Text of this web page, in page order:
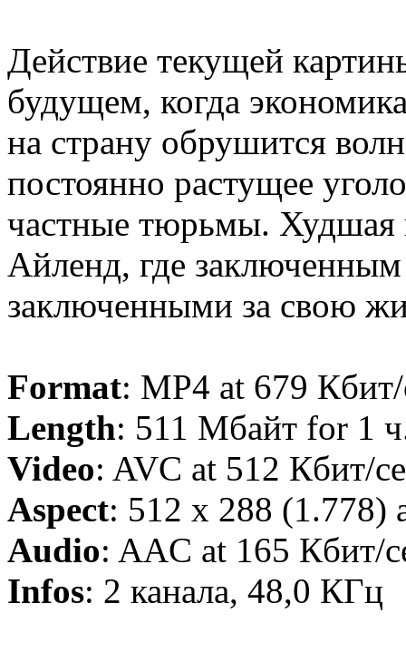
Действие текущей
будущем, когда
на страну обрушится
постоянно растущее
частные тюрьмы. Худшая
Айленд, где заключенным
заключенными за свою
Format: MP4 at 679 Кбит/
Length: 511 Мбайт for 1
Video: AVC at 512 Кбит/
Aspect: 512 x 288 (1.778)
Audio: AAC at 165 Кбит/
Infos: 2 канала, 48,0 КГц